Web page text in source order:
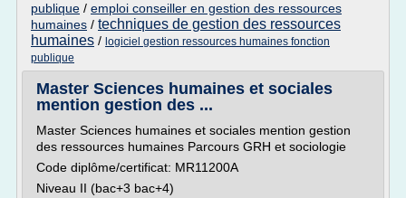
publique / emploi conseiller en gestion des ressources
humaines / techniques de gestion des ressources
humaines / logiciel gestion ressources humaines fonction
publique
Master Sciences humaines et sociales
mention gestion des ...
Master Sciences humaines et sociales mention gestion
des ressources humaines Parcours GRH et sociologie
Code diplôme/certificat: MR11200A
Niveau II (bac+3 bac+4)